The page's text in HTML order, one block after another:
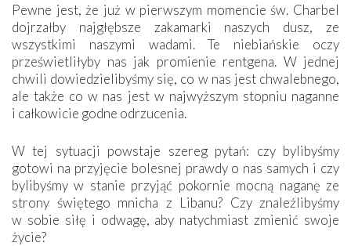
Pewne jest, że już w pierwszym momencie św. Charbel
dojrzałby najgłębsze zakamarki naszych dusz, ze
wszystkimi naszymi wadami. Te niebiańskie oczy
prześwietliłyby nas jak promienie rentgena. W jednej
chwili dowiedzielibyśmy się, co w nas jest chwalebnego,
ale także co w nas jest w najwyższym stopniu naganne
i całkowicie godne odrzucenia.
W tej sytuacji powstaje szereg pytań: czy bylibyśmy
gotowi na przyjęcie bolesnej prawdy o nas samych i czy
bylibyśmy w stanie przyjąć pokornie mocną naganę ze
strony świętego mnicha z Libanu? Czy znaleźlibyśmy
w sobie siłę i odwagę, aby natychmiast zmienić swoje
życie?